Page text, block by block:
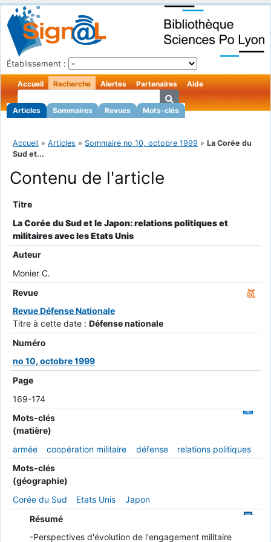
Établissement :
Accueil Recherche
Articles Sommaires Revues Mots-clés
Alertes Partenaires Aide
Accueil » Articles » Sommaire no 10, octobre 1999 » La Corée du
Sud et...
Contenu de l'article
Titre
La Corée du Sud et le Japon: relations politiques et
militaires avec les Etats Unis
Auteur
Monier C.
Revue
Revue Défense Nationale
Titre à cette date : Défense nationale
Numéro
no 10, octobre 1999
Page
169-174
Mots-clés
(matière)
armée
coopération militaire défense
relations politiques
Mots-clés
(géographie)
Corée du Sud
Etats Unis
Japon
Résumé
-Perspectives d'évolution de l'engagement militaire